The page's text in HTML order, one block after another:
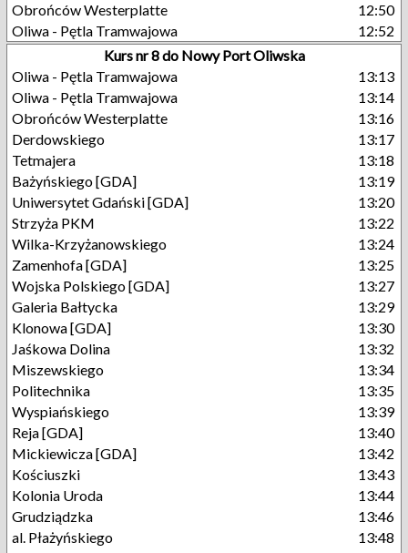
Obrońców Westerplatte
12:50
Oliwa - Pętla Tramwajowa
12:52
Kurs nr 8 do Nowy Port Oliwska
Oliwa - Pętla Tramwajowa
13:13
Oliwa - Pętla Tramwajowa
13:14
Obrońców Westerplatte
13:16
Derdowskiego
13:17
Tetmajera
13:18
Bażyńskiego [GDA]
13:19
Uniwersytet Gdański [GDA]
13:20
Strzyża PKM
13:22
Wilka-Krzyżanowskiego
13:24
Zamenhofa [GDA]
13:25
Wojska Polskiego [GDA]
13:27
Galeria Bałtycka
13:29
Klonowa [GDA]
13:30
Jaśkowa Dolina
13:32
Miszewskiego
13:34
Politechnika
13:35
Wyspiańskiego
13:39
Reja [GDA]
13:40
Mickiewicza [GDA]
13:42
Kościuszki
13:43
Kolonia Uroda
13:44
Grudziądzka
13:46
al. Płażyńskiego
13:48